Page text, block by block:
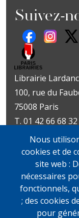
Suivez-
Librairie
100, rue du
75008 Paris
T. 01 42 66 68 32
Métro :
Livres d’art
Du mardi au
10h-19h
samedi
11h-13h et 14h-
Nous
cookies et de
site web :
nécessaires
fonctionnels,
; des cookies
pour